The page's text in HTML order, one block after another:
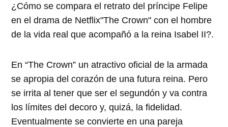
¿Cómo se compara el retrato del príncipe Felipe
en el drama de Netflix"The Crown" con el hombre
de la vida real que acompañó a la reina Isabel II?.
En “The Crown” un atractivo oficial de la armada
se apropia del corazón de una futura reina. Pero
se irrita al tener que ser el segundón y va contra
los límites del decoro y, quizá, la fidelidad.
Eventualmente se convierte en una pareja